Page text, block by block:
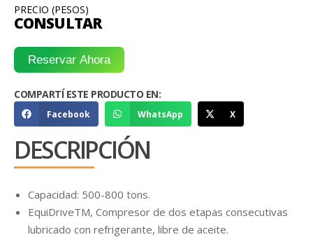
PRECIO (PESOS)
CONSULTAR
Reservar Ahora
COMPARTÍ ESTE PRODUCTO EN:
Facebook WhatsApp X
DESCRIPCIÓN
Capacidad: 500-800 tons.
EquiDriveTM, Compresor de dos etapas consecutivas
lubricado con refrigerante, libre de aceite.